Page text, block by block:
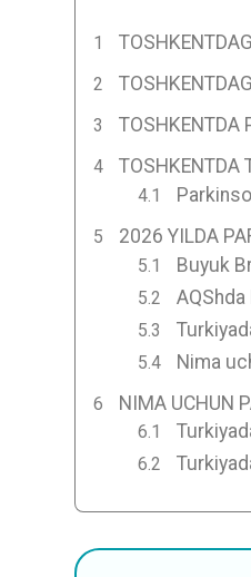
TOSHKENTDA
TOSHKENTDA
2026 YILDA
Buyuk
Nima
NIMA UCHUN